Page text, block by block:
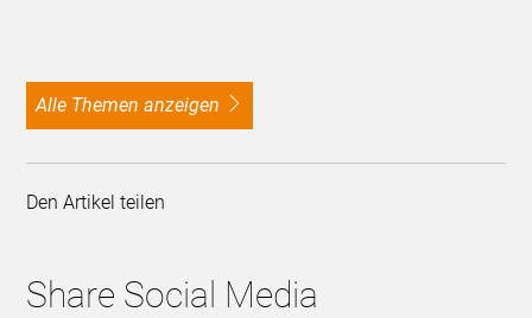
alle Themen anzeigen
Den Artikel teilen
Share Social Media